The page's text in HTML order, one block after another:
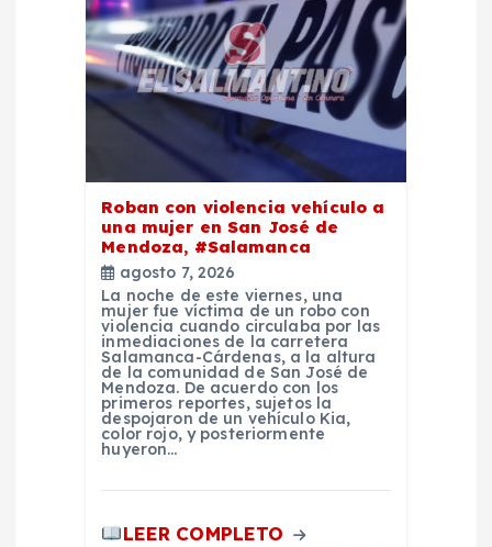
Roban con violencia vehículo a
una mujer en San José de
Mendoza, #Salamanca
agosto 7, 2026
La noche de este viernes, una
mujer fue víctima de un robo con
violencia cuando circulaba por las
inmediaciones de la carretera
Salamanca-Cárdenas, a la altura
de la comunidad de San José de
Mendoza. De acuerdo con los
primeros reportes, sujetos la
despojaron de un vehículo Kia,
color rojo, y posteriormente
huyeron…
LEER COMPLETO